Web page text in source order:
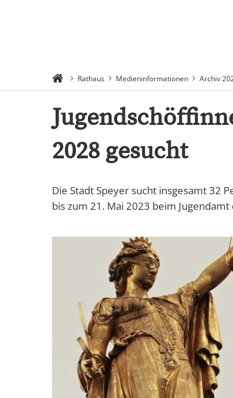
Rathaus Medieninformationen Archiv
2028 gesucht
Die Stadt Speyer sucht insgesamt 32
bis zum 21. Mai 2023 beim